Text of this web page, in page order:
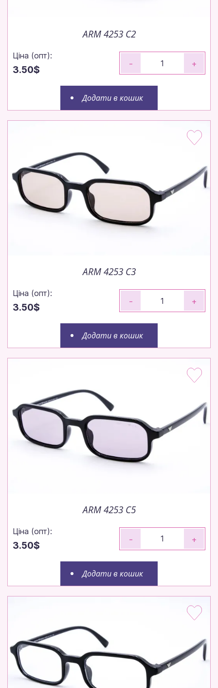
ARM 4253 C2
Ціна (опт):
3.50$
- +
Додати в кошик
ARM 4253 C3
Ціна (опт):
3.50$
- +
Додати в кошик
ARM 4253 C5
Ціна (опт):
3.50$
- +
Додати в кошик
вас максимально швидко.
Щотижневі поповнення — залишайтеся в тренді
без пауз.